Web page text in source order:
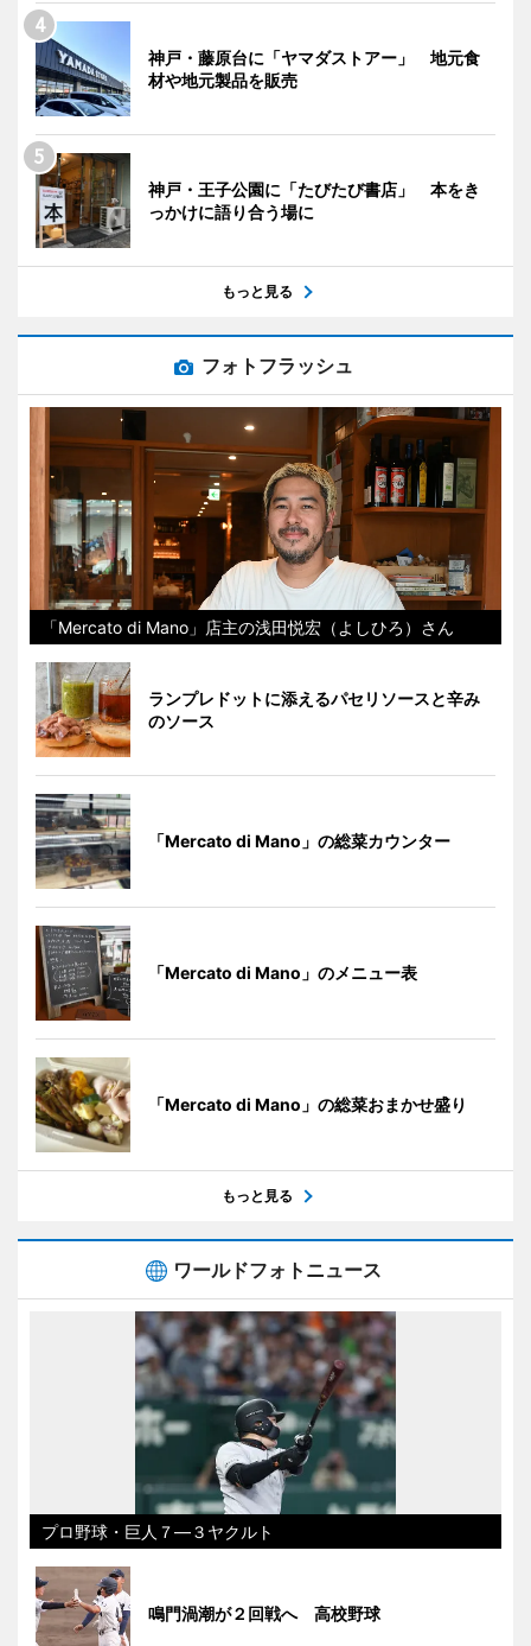
神戸・藤原台に「ヤマダストアー」 地元食
材や地元製品を販売
神戸・王子公園に「たびたび書店」 本をき
っかけに語り合う場に
もっと見る
フォトフラッシュ
「Mercato di Mano」店主の浅田悦宏（よしひろ）さん
ランプレドットに添えるパセリソースと辛み
のソース
「Mercato di Mano」の総菜カウンター
「Mercato di Mano」のメニュー表
「Mercato di Mano」の総菜おまかせ盛り
もっと見る
ワールドフォトニュース
プロ野球・巨人７―３ヤクルト
鳴門渦潮が２回戦へ 高校野球